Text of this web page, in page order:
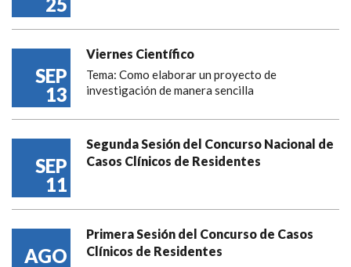
SEP
13
Viernes Científico
Tema: Como elaborar un proyecto de
investigación de manera sencilla
SEP
11
Segunda Sesión del Concurso Nacional de
Casos Clínicos de Residentes
AGO
Primera Sesión del Concurso de Casos
Clínicos de Residentes